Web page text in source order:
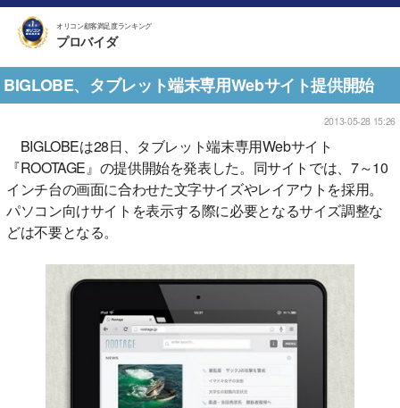
オリコン顧客満足度ランキング
プロバイダ
BIGLOBE、タブレット端末専用Webサイト提供開始
2013-05-28 15:26
BIGLOBEは28日、タブレット端末専用Webサイト
『ROOTAGE』の提供開始を発表した。同サイトでは、7～10
インチ台の画面に合わせた文字サイズやレイアウトを採用。
パソコン向けサイトを表示する際に必要となるサイズ調整な
どは不要となる。